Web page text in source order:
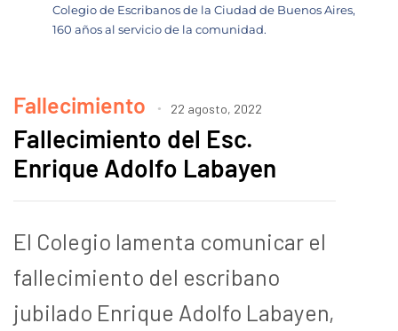
Colegio de Escribanos de la Ciudad de Buenos Aires,
160 años al servicio de la comunidad.
Fallecimiento 22 agosto, 2022
Fallecimiento del Esc.
Enrique Adolfo Labayen
El Colegio lamenta comunicar el
fallecimiento del escribano
jubilado Enrique Adolfo Labayen,